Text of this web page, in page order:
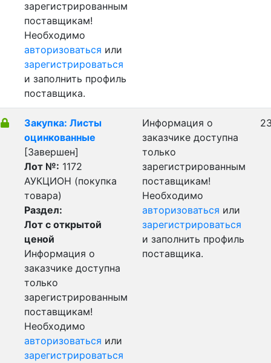
зарегистрированным
поставщикам!
Необходимо
авторизоваться или
зарегистрироваться
и заполнить профиль
поставщика.
Закупка: Листы
оцинкованные
[Завершен]
Лот №: 1172
АУКЦИОН (покупка
товара)
Раздел:
Лот с открытой
ценой
Информация о
заказчике доступна
только
зарегистрированным
поставщикам!
Необходимо
авторизоваться или
зарегистрироваться
Информация о
заказчике доступна
только
зарегистрированным
поставщикам!
Необходимо
авторизоваться или
зарегистрироваться
и заполнить профиль
поставщика.